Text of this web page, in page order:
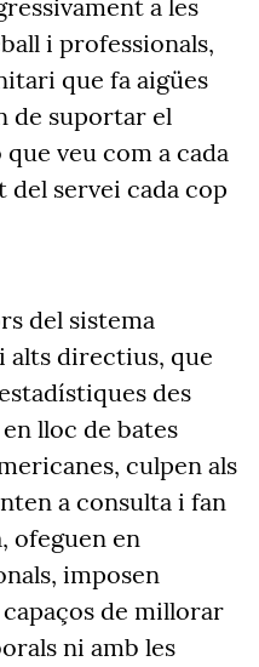
a les
i professionals,
que fa aigües
de suportar el
veu com a cada
del servei cada cop
del sistema
alts directius, que
des
lloc de bates
culpen als
a consulta i fan
ofeguen en
imposen
de millorar
ni amb les